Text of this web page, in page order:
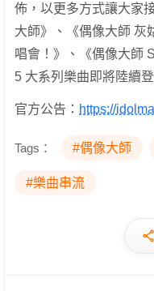
佈，以更多方式讓大家
大師》、《偶像大師 灰
唱會！》、《偶像大師
5 大系列樂曲即將陸續登
官方公告： https://
Tags： #偶像大師
#樂曲串流